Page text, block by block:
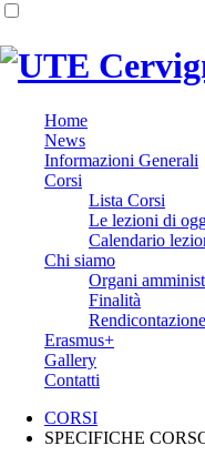
Home
News
Informazioni Generali
Corsi
Lista Corsi
Le lezioni di
Calendario
Chi siamo
Organi
Finalità
Erasmus+
Gallery
Contatti
CORSI
SPECIFICHE